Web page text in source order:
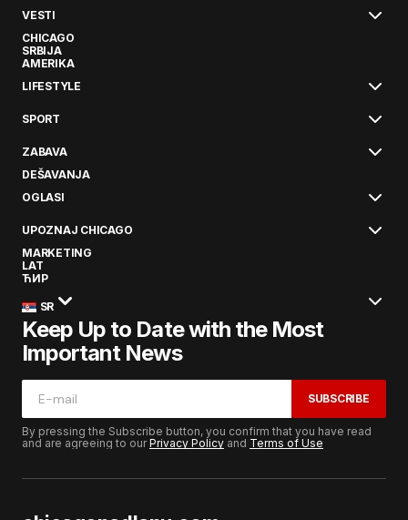
VESTI
CHICAGO
SRBIJA
AMERIKA
LIFESTYLE
SPORT
ZABAVA
DEŠAVANJA
OGLASI
UPOZNAJ CHICAGO
MARKETING
LAT
ЋИР
SR
Keep Up to Date with the Most
Important News
SUBSCRIBE
By pressing the Subscribe button, you confirm that you have read
and are agreeing to ourPrivacy Policy and Terms of Use